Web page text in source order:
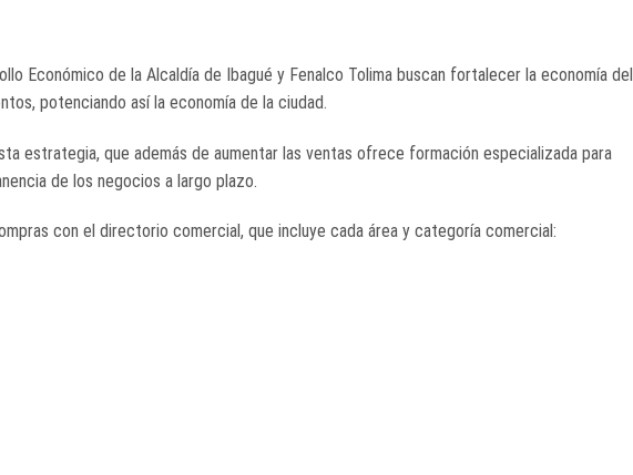
Económico de la Alcaldía de Ibagué y Fenalco Tolima buscan fortalecer la economía del
potenciando así la economía de la ciudad.
estrategia, que además de aumentar las ventas ofrece formación especializada para
de los negocios a largo plazo.
con el directorio comercial, que incluye cada área y categoría comercial: